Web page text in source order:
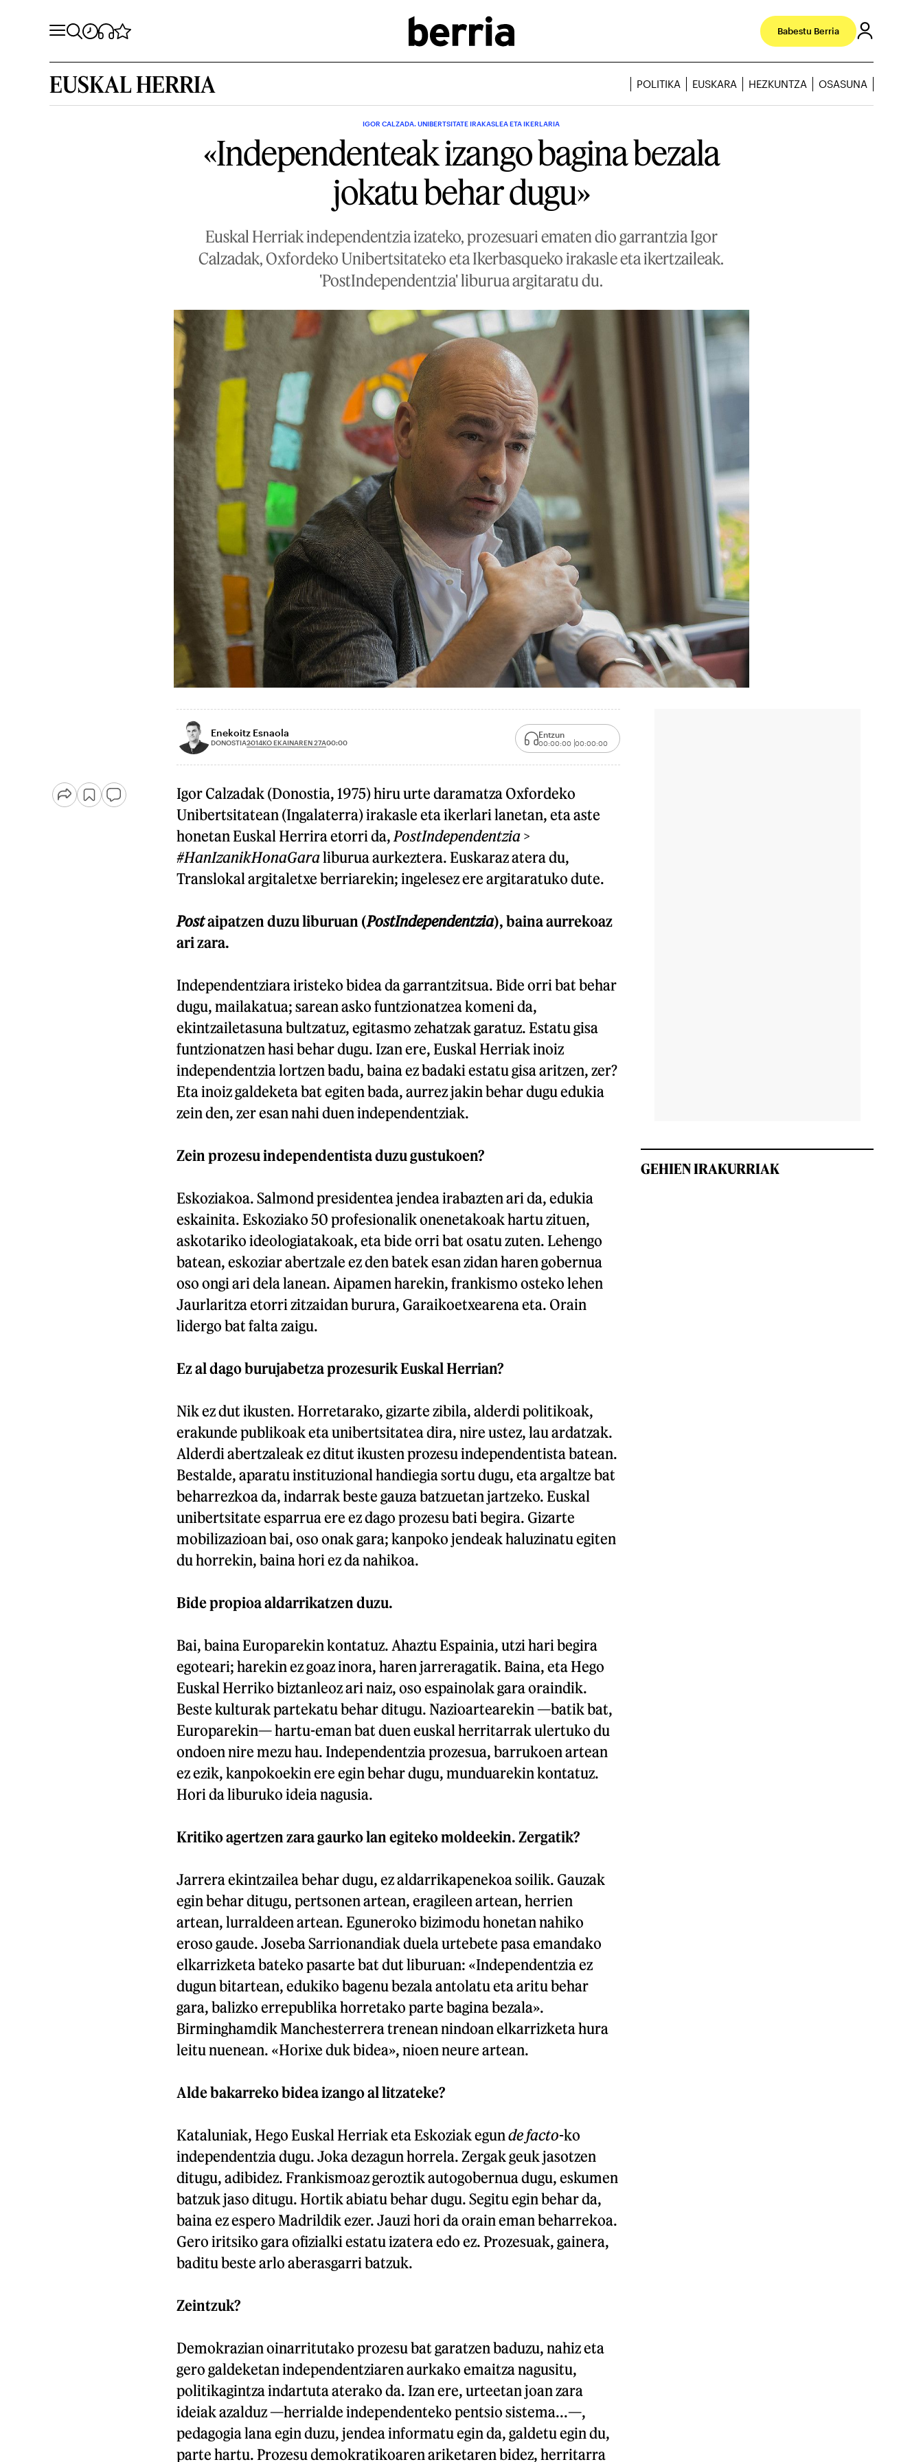
Babestu Berria
EUSKAL HERRIA POLITIKA EUSKARA HEZKUNTZA OSASUNA
IGOR CALZADA. UNIBERTSITATE IRAKASLEA ETA IKERLARIA
«Independenteak izango bagina bezala
jokatu behar dugu»
Euskal Herriak independentzia izateko, prozesuari ematen dio garrantzia Igor
Calzadak, Oxfordeko Unibertsitateko eta Ikerbasqueko irakasle eta ikertzaileak.
'PostIndependentzia' liburua argitaratu du.
Enekoitz Esnaola
DONOSTIA2014KO EKAINAREN 27A00:00
Entzun
00:00:00 00:00:00
Igor Calzadak (Donostia, 1975) hiru urte daramatza Oxfordeko
Unibertsitatean (Ingalaterra) irakasle eta ikerlari lanetan, eta aste
honetan Euskal Herrira etorri da, PostIndependentzia >
#HanIzanikHonaGaraliburua aurkeztera. Euskaraz atera du,
Translokal argitaletxe berriarekin; ingelesez ere argitaratuko dute.
Postaipatzen duzu liburuan (PostIndependentzia), baina aurrekoaz
ari zara.
Independentziara iristeko bidea da garrantzitsua. Bide orri bat behar
dugu, mailakatua; sarean asko funtzionatzea komeni da,
ekintzailetasuna bultzatuz, egitasmo zehatzak garatuz. Estatu gisa
funtzionatzen hasi behar dugu. Izan ere, Euskal Herriak inoiz
independentzia lortzen badu, baina ez badaki estatu gisa aritzen, zer?
Eta inoiz galdeketa bat egiten bada, aurrez jakin behar dugu edukia
zein den, zer esan nahi duen independentziak.
Zein prozesu independentista duzu gustukoen?
Eskoziakoa. Salmond presidentea jendea irabazten ari da, edukia
eskainita. Eskoziako 50 profesionalik onenetakoak hartu zituen,
askotariko ideologiatakoak, eta bide orri bat osatu zuten. Lehengo
batean, eskoziar abertzale ez den batek esan zidan haren gobernua
oso ongi ari dela lanean. Aipamen harekin, frankismo osteko lehen
Jaurlaritza etorri zitzaidan burura, Garaikoetxearena eta. Orain
lidergo bat falta zaigu.
Ez al dago burujabetza prozesurik Euskal Herrian?
Nik ez dut ikusten. Horretarako, gizarte zibila, alderdi politikoak,
erakunde publikoak eta unibertsitatea dira, nire ustez, lau ardatzak.
Alderdi abertzaleak ez ditut ikusten prozesu independentista batean.
Bestalde, aparatu instituzional handiegia sortu dugu, eta argaltze bat
beharrezkoa da, indarrak beste gauza batzuetan jartzeko. Euskal
unibertsitate esparrua ere ez dago prozesu bati begira. Gizarte
mobilizazioan bai, oso onak gara; kanpoko jendeak haluzinatu egiten
du horrekin, baina hori ez da nahikoa.
Bide propioa aldarrikatzen duzu.
Bai, baina Europarekin kontatuz. Ahaztu Espainia, utzi hari begira
egoteari; harekin ez goaz inora, haren jarreragatik. Baina, eta Hego
Euskal Herriko biztanleoz ari naiz, oso espainolak gara oraindik.
Beste kulturak partekatu behar ditugu. Nazioartearekin —batik bat,
Europarekin— hartu-eman bat duen euskal herritarrak ulertuko du
ondoen nire mezu hau. Independentzia prozesua, barrukoen artean
ez ezik, kanpokoekin ere egin behar dugu, munduarekin kontatuz.
Hori da liburuko ideia nagusia.
Kritiko agertzen zara gaurko lan egiteko moldeekin. Zergatik?
Jarrera ekintzailea behar dugu, ez aldarrikapenekoa soilik. Gauzak
egin behar ditugu, pertsonen artean, eragileen artean, herrien
artean, lurraldeen artean. Eguneroko bizimodu honetan nahiko
eroso gaude. Joseba Sarrionandiak duela urtebete pasa emandako
elkarrizketa bateko pasarte bat dut liburuan: «Independentzia ez
dugun bitartean, edukiko bagenu bezala antolatu eta aritu behar
gara, balizko errepublika horretako parte bagina bezala».
Birminghamdik Manchesterrera trenean nindoan elkarrizketa hura
leitu nuenean. «Horixe duk bidea», nioen neure artean.
Alde bakarreko bidea izango al litzateke?
Kataluniak, Hego Euskal Herriak eta Eskoziak egun de facto-ko
independentzia dugu. Joka dezagun horrela. Zergak geuk jasotzen
ditugu, adibidez. Frankismoaz geroztik autogobernua dugu, eskumen
batzuk jaso ditugu. Hortik abiatu behar dugu. Segitu egin behar da,
baina ez espero Madrildik ezer. Jauzi hori da orain eman beharrekoa.
Gero iritsiko gara ofizialki estatu izatera edo ez. Prozesuak, gainera,
baditu beste arlo aberasgarri batzuk.
Zeintzuk?
Demokrazian oinarritutako prozesu bat garatzen baduzu, nahiz eta
gero galdeketan independentziaren aurkako emaitza nagusitu,
politikagintza indartuta aterako da. Izan ere, urteetan joan zara
ideiak azalduz —herrialde independenteko pentsio sistema...—,
pedagogia lana egin duzu, jendea informatu egin da, galdetu egin du,
parte hartu. Prozesu demokratikoaren ariketaren bidez, herritarra
GEHIEN IRAKURRIAK